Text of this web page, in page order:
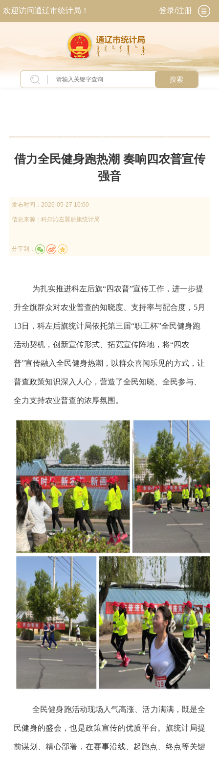
欢迎访问通辽市统计局！ 登录/注册
搜索
借力全民健身跑热潮 奏响四农普宣传
强音
发布时间： 2026-05-27 10:00
信息来源： 科尔沁左翼后旗统计局
分享到：
为扎实推进科左后旗“四农普”宣传工作，进一步提
升全旗群众对农业普查的知晓度、支持率与配合度，5月
13日，科左后旗统计局依托第三届“职工杯”全民健身跑
活动契机，创新宣传形式、拓宽宣传阵地，将“四农
普”宣传融入全民健身热潮，以群众喜闻乐见的方式，让
普查政策知识深入人心，营造了全民知晓、全民参与、
全力支持农业普查的浓厚氛围。
全民健身跑活动现场人气高涨、活力满满，既是全
民健身的盛会，也是政策宣传的优质平台。旗统计局提
前谋划、精心部署，在赛事沿线、起跑点、终点等关键